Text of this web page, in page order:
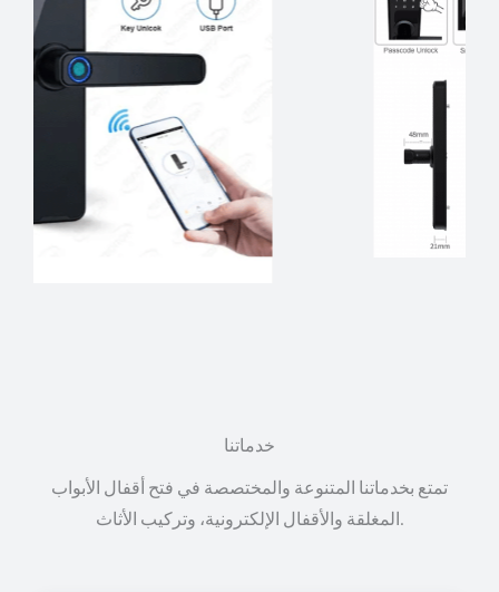
خدماتنا
تمتع بخدماتنا المتنوعة والمختصصة في فتح أقفال الأبواب